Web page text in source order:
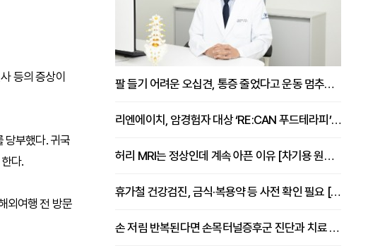
등의 증상이
당부했다. 귀국
다.
외여행 전 방문
팔 들기 어려운 오십견, 통증 줄었다고 운동 멈추면 안 되는 이유 [이병욱 원장 칼럼]
리엔에이치, 암경험자 대상 ‘RE:CAN 푸드테라피’ 운영
허리 MRI는 정상인데 계속 아픈 이유 [차기용 원장 칼럼]
휴가철 건강검진, 금식·복용약 등 사전 확인 필요 [정도감 원장 칼럼]
손 저림 반복된다면 손목터널증후군 진단과 치료 시기 살펴야 [김동현 원장 칼럼]